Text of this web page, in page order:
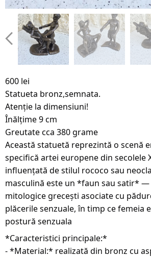
600 lei
Statueta bronz,semnata.
Atenție la dimensiuni!
Înălțime 9 cm
Greutate cca 380 grame
Această statuetă reprezintă o scenă
specifică artei europene din secolele
influențată de stilul rococo sau
masculină este un *faun sau satir*
mitologice grecești asociate cu
plăcerile senzuale, în timp ce femeia
postură senzuala
*Caracteristici principale:*
- *Material:* realizată din bronz cu